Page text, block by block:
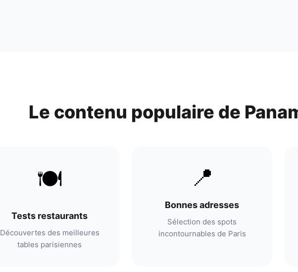
Le contenu populaire de
🍽️
Tests restaurants
Découvertes des meilleures
tables parisiennes
📍
Bonnes adresses
Sélection des spots
incontournables de Paris